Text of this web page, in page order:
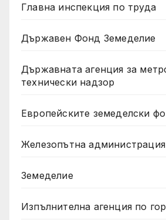
Главна инспекция по труда
Държавен Фонд Земеделие
Държавната агенция за
технически надзор
Европейските земеделски
Железопътна администрация
Земеделие
Изпълнителна агенция по